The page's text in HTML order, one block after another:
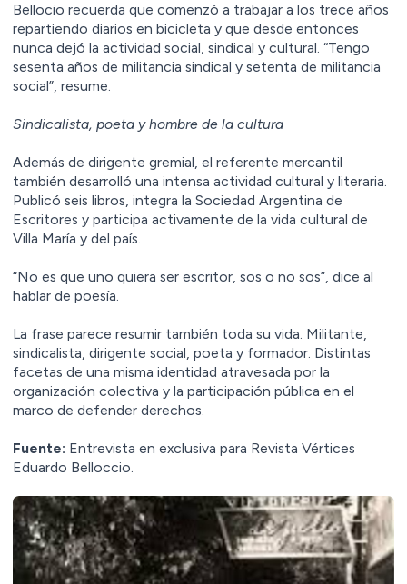
Bellocio recuerda que comenzó a trabajar a los trece años
repartiendo diarios en bicicleta y que desde entonces
nunca dejó la actividad social, sindical y cultural. “Tengo
sesenta años de militancia sindical y setenta de militancia
social”, resume.
Sindicalista, poeta y hombre de la cultura
Además de dirigente gremial, el referente mercantil
también desarrolló una intensa actividad cultural y literaria.
Publicó seis libros, integra la Sociedad Argentina de
Escritores y participa activamente de la vida cultural de
Villa María y del país.
“No es que uno quiera ser escritor, sos o no sos”, dice al
hablar de poesía.
La frase parece resumir también toda su vida. Militante,
sindicalista, dirigente social, poeta y formador. Distintas
facetas de una misma identidad atravesada por la
organización colectiva y la participación pública en el
marco de defender derechos.
Fuente: Entrevista en exclusiva para Revista Vértices
Eduardo Belloccio.